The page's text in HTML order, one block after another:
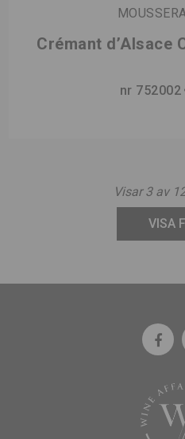
Crémant d’Alsace
nr 752002
Visar3av
VISA